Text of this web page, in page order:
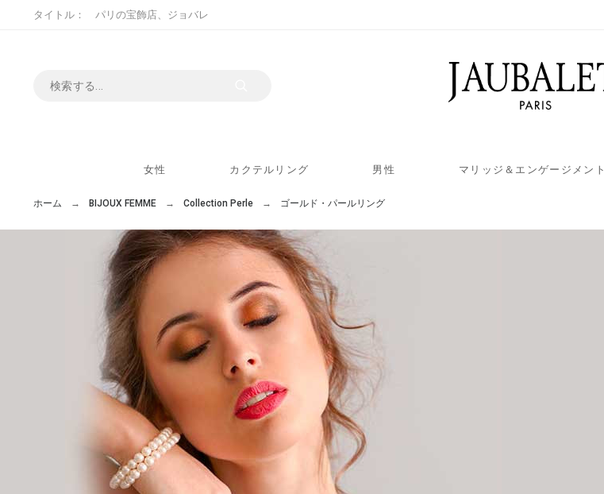
タイトル： パリの宝飾店、ジョバレ
女性 カクテルリング 男性 マリッジ＆エンゲージメント
ホーム BIJOUX FEMME Collection Perle ゴールド・パールリング